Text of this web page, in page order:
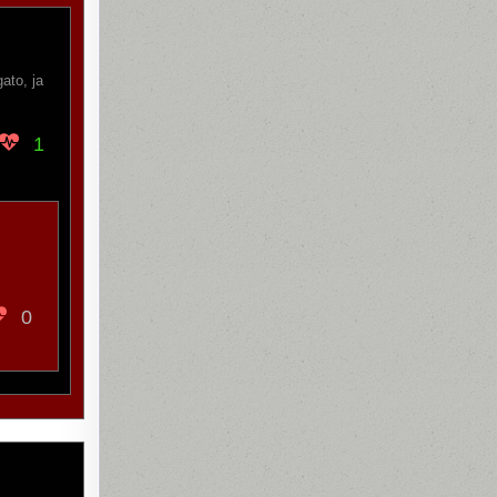
ja
1
0